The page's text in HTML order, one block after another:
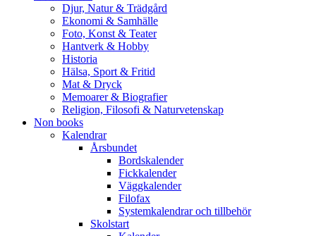
Djur, Natur & Trädgård
Ekonomi & Samhälle
Foto, Konst & Teater
Hantverk & Hobby
Historia
Hälsa, Sport & Fritid
Mat & Dryck
Memoarer & Biografier
Religion, Filosofi & Naturvetenskap
Non books
Kalendrar
Årsbundet
Bordskalender
Fickkalender
Väggkalender
Filofax
Systemkalendrar och tillbehör
Skolstart